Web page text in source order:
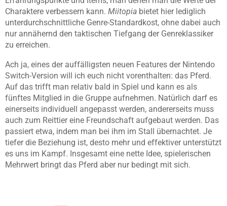
Charaktere verbessern kann. Miitopia bietet hier lediglich
unterdurchschnittliche Genre-Standardkost, ohne dabei auch
nur annähernd den taktischen Tiefgang der Genreklassiker
zu erreichen.
Ach ja, eines der auffälligsten neuen Features der Nintendo
Switch-Version will ich euch nicht vorenthalten: das Pferd.
Auf das trifft man relativ bald in Spiel und kann es als
fünftes Mitglied in die Gruppe aufnehmen. Natürlich darf es
einerseits individuell angepasst werden, andererseits muss
auch zum Reittier eine Freundschaft aufgebaut werden. Das
passiert etwa, indem man bei ihm im Stall übernachtet. Je
tiefer die Beziehung ist, desto mehr und effektiver unterstützt
es uns im Kampf. Insgesamt eine nette Idee, spielerischen
Mehrwert bringt das Pferd aber nur bedingt mit sich.